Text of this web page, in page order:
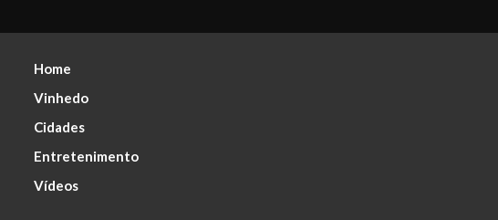
Home
Vinhedo
Cidades
Entretenimento
Vídeos